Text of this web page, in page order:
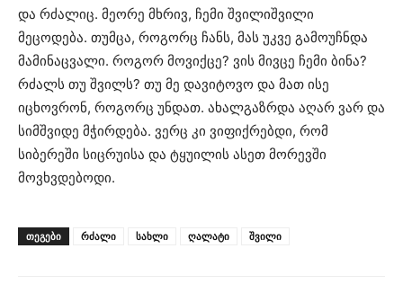
და რძალიც. მეორე მხრივ, ჩემი შვილიშვილი
მეცოდება. თუმცა, როგორც ჩანს, მას უკვე გამოუჩნდა
მამინაცვალი. როგორ მოვიქცე? ვის მივცე ჩემი ბინა?
რძალს თუ შვილს? თუ მე დავიტოვო და მათ ისე
იცხოვრონ, როგორც უნდათ. ახალგაზრდა აღარ ვარ და
სიმშვიდე მჭირდება. ვერც კი ვიფიქრებდი, რომ
სიბერეში სიცრუისა და ტყუილის ასეთ მორევში
მოვხვდებოდი.
ᲗᲔᲒᲔᲑᲘ რძალი სახლი ღალატი შვილი